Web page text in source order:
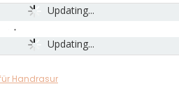
Updating...
Updating...
Handrasur